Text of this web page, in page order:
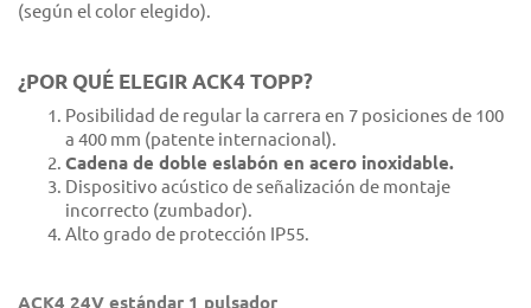
(según el color elegido).
¿POR QUÉ ELEGIR ACK4 TOPP?
Posibilidad de regular la carrera en 7 posiciones de 100
a 400 mm (patente internacional).
Cadena de doble eslabón en acero inoxidable.
Dispositivo acústico de señalización de montaje
incorrecto (zumbador).
Alto grado de protección IP55.
ACK4 24V estándar 1 pulsador